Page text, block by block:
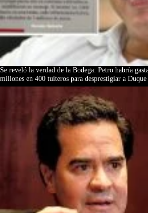
Se reveló la verdad de la Bodega: Petro habría
millones en 400 tuiteros para desprestigiar a Duque